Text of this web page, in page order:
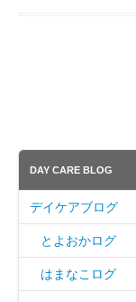
DAY CARE BLOG
デイケアブログ
とよおかログ
はまなこログ